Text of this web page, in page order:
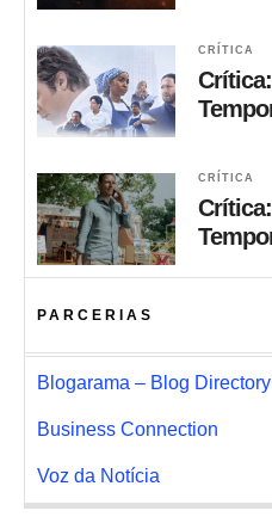
CRÍTICA
CRÍTICA
PARCERIAS
Blogarama – Blog Directory
Business Connection
Voz da Notícia